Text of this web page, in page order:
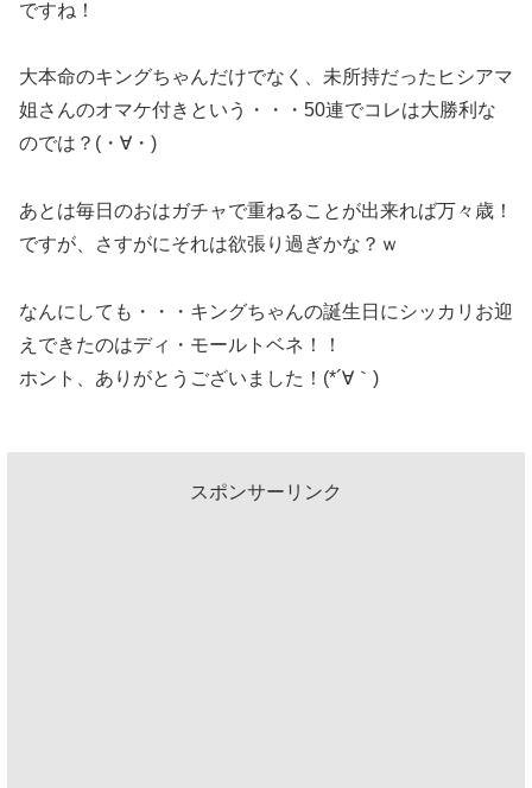
ですね！
大本命のキングちゃんだけでなく、未所持だったヒシアマ
姐さんのオマケ付きという・・・50連でコレは大勝利な
のでは？(・∀・)
あとは毎日のおはガチャで重ねることが出来れば万々歳！
ですが、さすがにそれは欲張り過ぎかな？ｗ
なんにしても・・・キングちゃんの誕生日にシッカリお迎
えできたのはディ・モールトベネ！！
ホント、ありがとうございました！(*´∀｀)
スポンサーリンク